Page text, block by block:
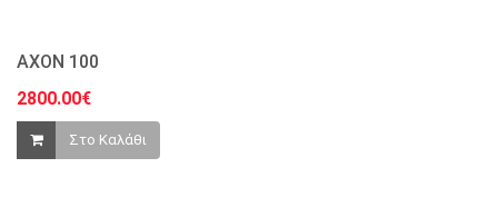
AXON 100
2800.00€
Στο Καλάθι